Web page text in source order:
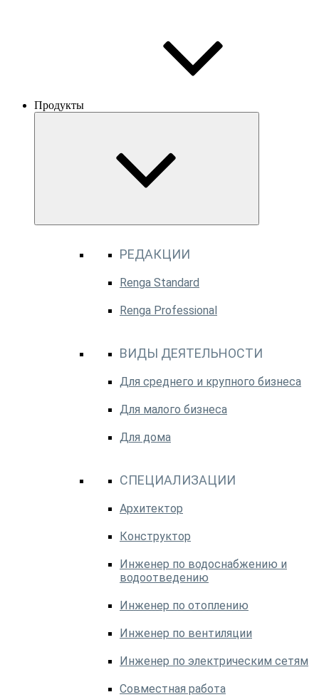
Продукты
РЕДАКЦИИ
Renga Standard
Renga Professional
ВИДЫ ДЕЯТЕЛЬНОСТИ
Для среднего и крупного бизнеса
Для малого бизнеса
Для дома
СПЕЦИАЛИЗАЦИИ
Архитектор
Конструктор
Инженер по водоснабжению и
водоотведению
Инженер по отоплению
Инженер по вентиляции
Инженер по электрическим сетям
Совместная работа